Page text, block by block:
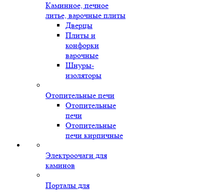
Каминное, печное
литье, варочные плиты
Дверцы
Плиты и
конфорки
варочные
Шнуры-
изоляторы
Отопительные печи
Отопительные
печи
Отопительные
печи кирпичные
Электроочаги для
каминов
Порталы для